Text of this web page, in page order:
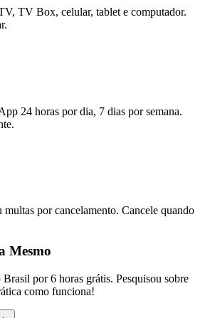
TV Box, celular, tablet e computador.
24 horas por dia, 7 dias por semana.
multas por cancelamento. Cancele quando
Mesmo
por 6 horas grátis. Pesquisou sobre
como funciona!